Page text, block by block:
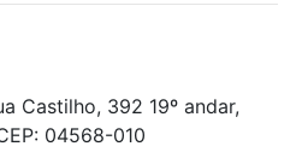
Castilho, 392 19º andar,
04568-010